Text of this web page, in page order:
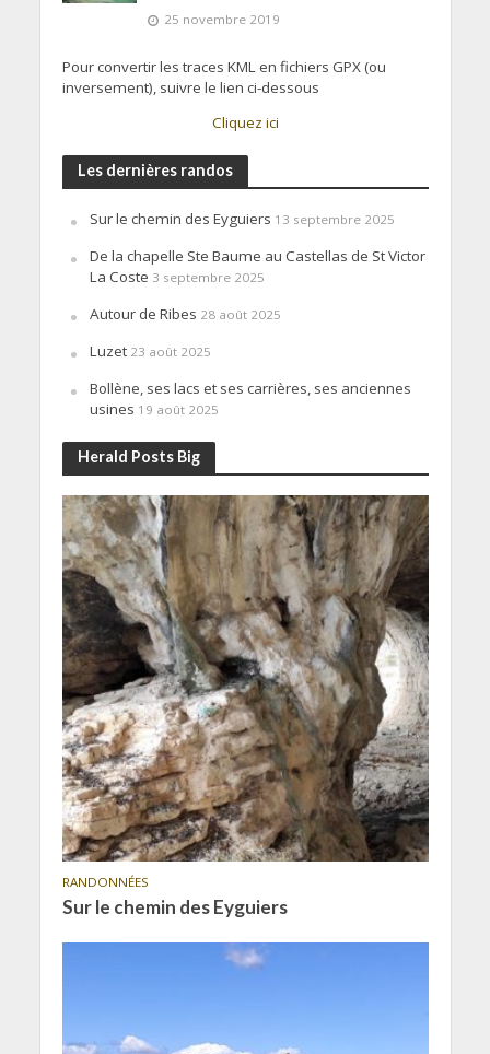
25 novembre 2019
Pour convertir les traces KML en fichiers GPX (ou
inversement), suivre le lien ci-dessous
Cliquez ici
Les dernières randos
Sur le chemin des Eyguiers 13 septembre 2025
De la chapelle Ste Baume au Castellas de St Victor
La Coste 3 septembre 2025
Autour de Ribes 28 août 2025
Luzet 23 août 2025
Bollène, ses lacs et ses carrières, ses anciennes
usines 19 août 2025
Herald Posts Big
RANDONNÉES
Sur le chemin des Eyguiers